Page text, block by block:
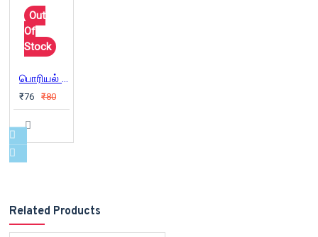
Out
Of
Stock
பொரியல் துவையல் பச்சடி 150 வகைகள்
₹76 ₹80
Related Products